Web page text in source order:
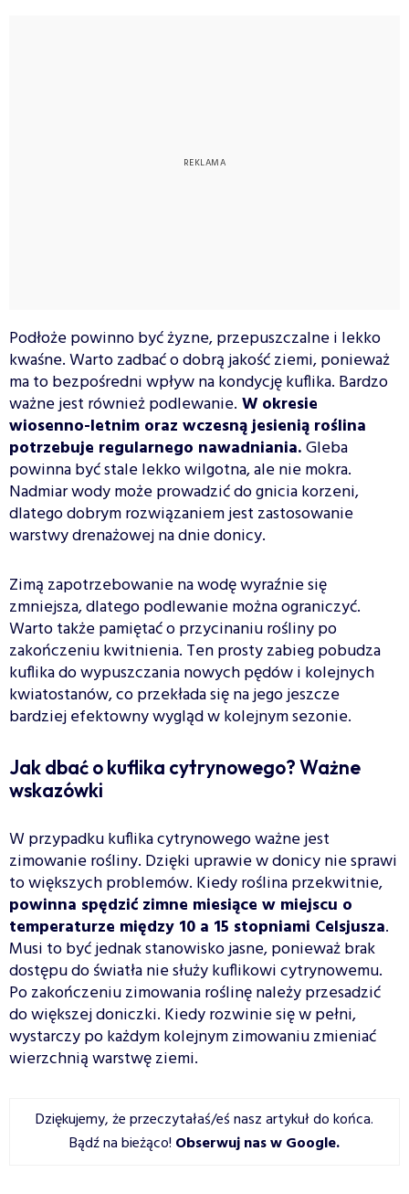
Podłoże powinno być żyzne, przepuszczalne i lekko
kwaśne. Warto zadbać o dobrą jakość ziemi, ponieważ
ma to bezpośredni wpływ na kondycję kuflika. Bardzo
ważne jest również podlewanie. W okresie
wiosenno-letnim oraz wczesną jesienią roślina
potrzebuje regularnego nawadniania.Gleba
powinna być stale lekko wilgotna, ale nie mokra.
Nadmiar wody może prowadzić do gnicia korzeni,
dlatego dobrym rozwiązaniem jest zastosowanie
warstwy drenażowej na dnie donicy.
Zimą zapotrzebowanie na wodę wyraźnie się
zmniejsza, dlatego podlewanie można ograniczyć.
Warto także pamiętać o przycinaniu rośliny po
zakończeniu kwitnienia. Ten prosty zabieg pobudza
kuflika do wypuszczania nowych pędów i kolejnych
kwiatostanów, co przekłada się na jego jeszcze
bardziej efektowny wygląd w kolejnym sezonie.
Jak dbać o kuflika cytrynowego? Ważne
wskazówki
W przypadku kuflika cytrynowego ważne jest
zimowanie rośliny. Dzięki uprawie w donicy nie sprawi
to większych problemów. Kiedy roślina przekwitnie,
powinna spędzić zimne miesiące w miejscu o
temperaturze między 10 a 15 stopniami Celsjusza.
Musi to być jednak stanowisko jasne, ponieważ brak
dostępu do światła nie służy kuflikowi cytrynowemu.
Po zakończeniu zimowania roślinę należy przesadzić
do większej doniczki. Kiedy rozwinie się w pełni,
wystarczy po każdym kolejnym zimowaniu zmieniać
wierzchnią warstwę ziemi.
Dziękujemy, że przeczytałaś/eś nasz artykuł do końca.
Bądź na bieżąco! Obserwuj nas w Google.